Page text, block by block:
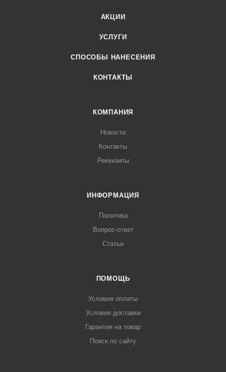
АКЦИИ
УСЛУГИ
СПОСОБЫ НАНЕСЕНИЯ
КОНТАКТЫ
КОМПАНИЯ
Новости
Контакты
Реквизиты
ИНФОРМАЦИЯ
Политика
Вопрос-ответ
Статьи
ПОМОЩЬ
Условия оплаты
Условия доставки
Гарантия на товар
Поиск по сайту